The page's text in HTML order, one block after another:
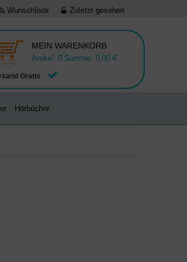
Wunschliste Zuletzt gesehen
Gratis
MEIN WARENKORB
Artikel: 0 Summe: 0,00 €
Hörbücher